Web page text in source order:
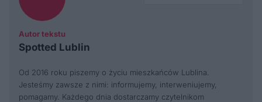
Autor tekstu
Spotted Lublin
Od 2016 roku piszemy o życiu mieszkańców Lublina.
Jesteśmy zawsze z nimi: informujemy, interweniujemy,
pomagamy. Każdego dnia dostarczamy czytelnikom